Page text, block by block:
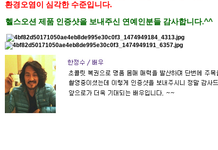
환경오염이 심각한 수준입니다.
헬스오션 제품 인증샷을 보내주신 연예인분들 감사합니다.^^